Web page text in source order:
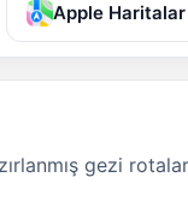
Apple
gezi